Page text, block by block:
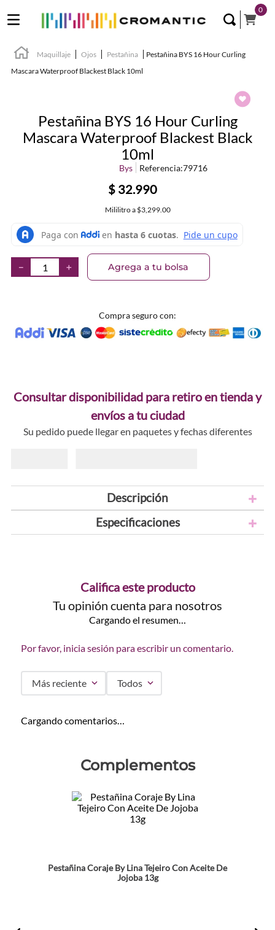
0
Maquillaje Ojos Pestañina
Pestañina BYS 16 Hour Curling
Mascara Waterproof Blackest Black 10ml
Pestañina BYS 16 Hour Curling
Mascara Waterproof Blackest Black
10ml
Bys Referencia:79716
$ 32.990
Mililitroa $3,299.00
＋
－ Agrega a tu bolsa
Compra seguro con:
Consultar disponibilidad para retiro en tienda y
envíos a tu ciudad
Su pedido puede llegar en paquetes y fechas diferentes
Descripción
Especificaciones
Califica este producto
Tu opinión cuenta para nosotros
Cargando el resumen…
Por favor, inicia sesión para escribir un comentario.
Más reciente Todos
Cargando comentarios…
Complementos
Pestañina Coraje By Lina Tejeiro Con Aceite De
Jojoba 13g